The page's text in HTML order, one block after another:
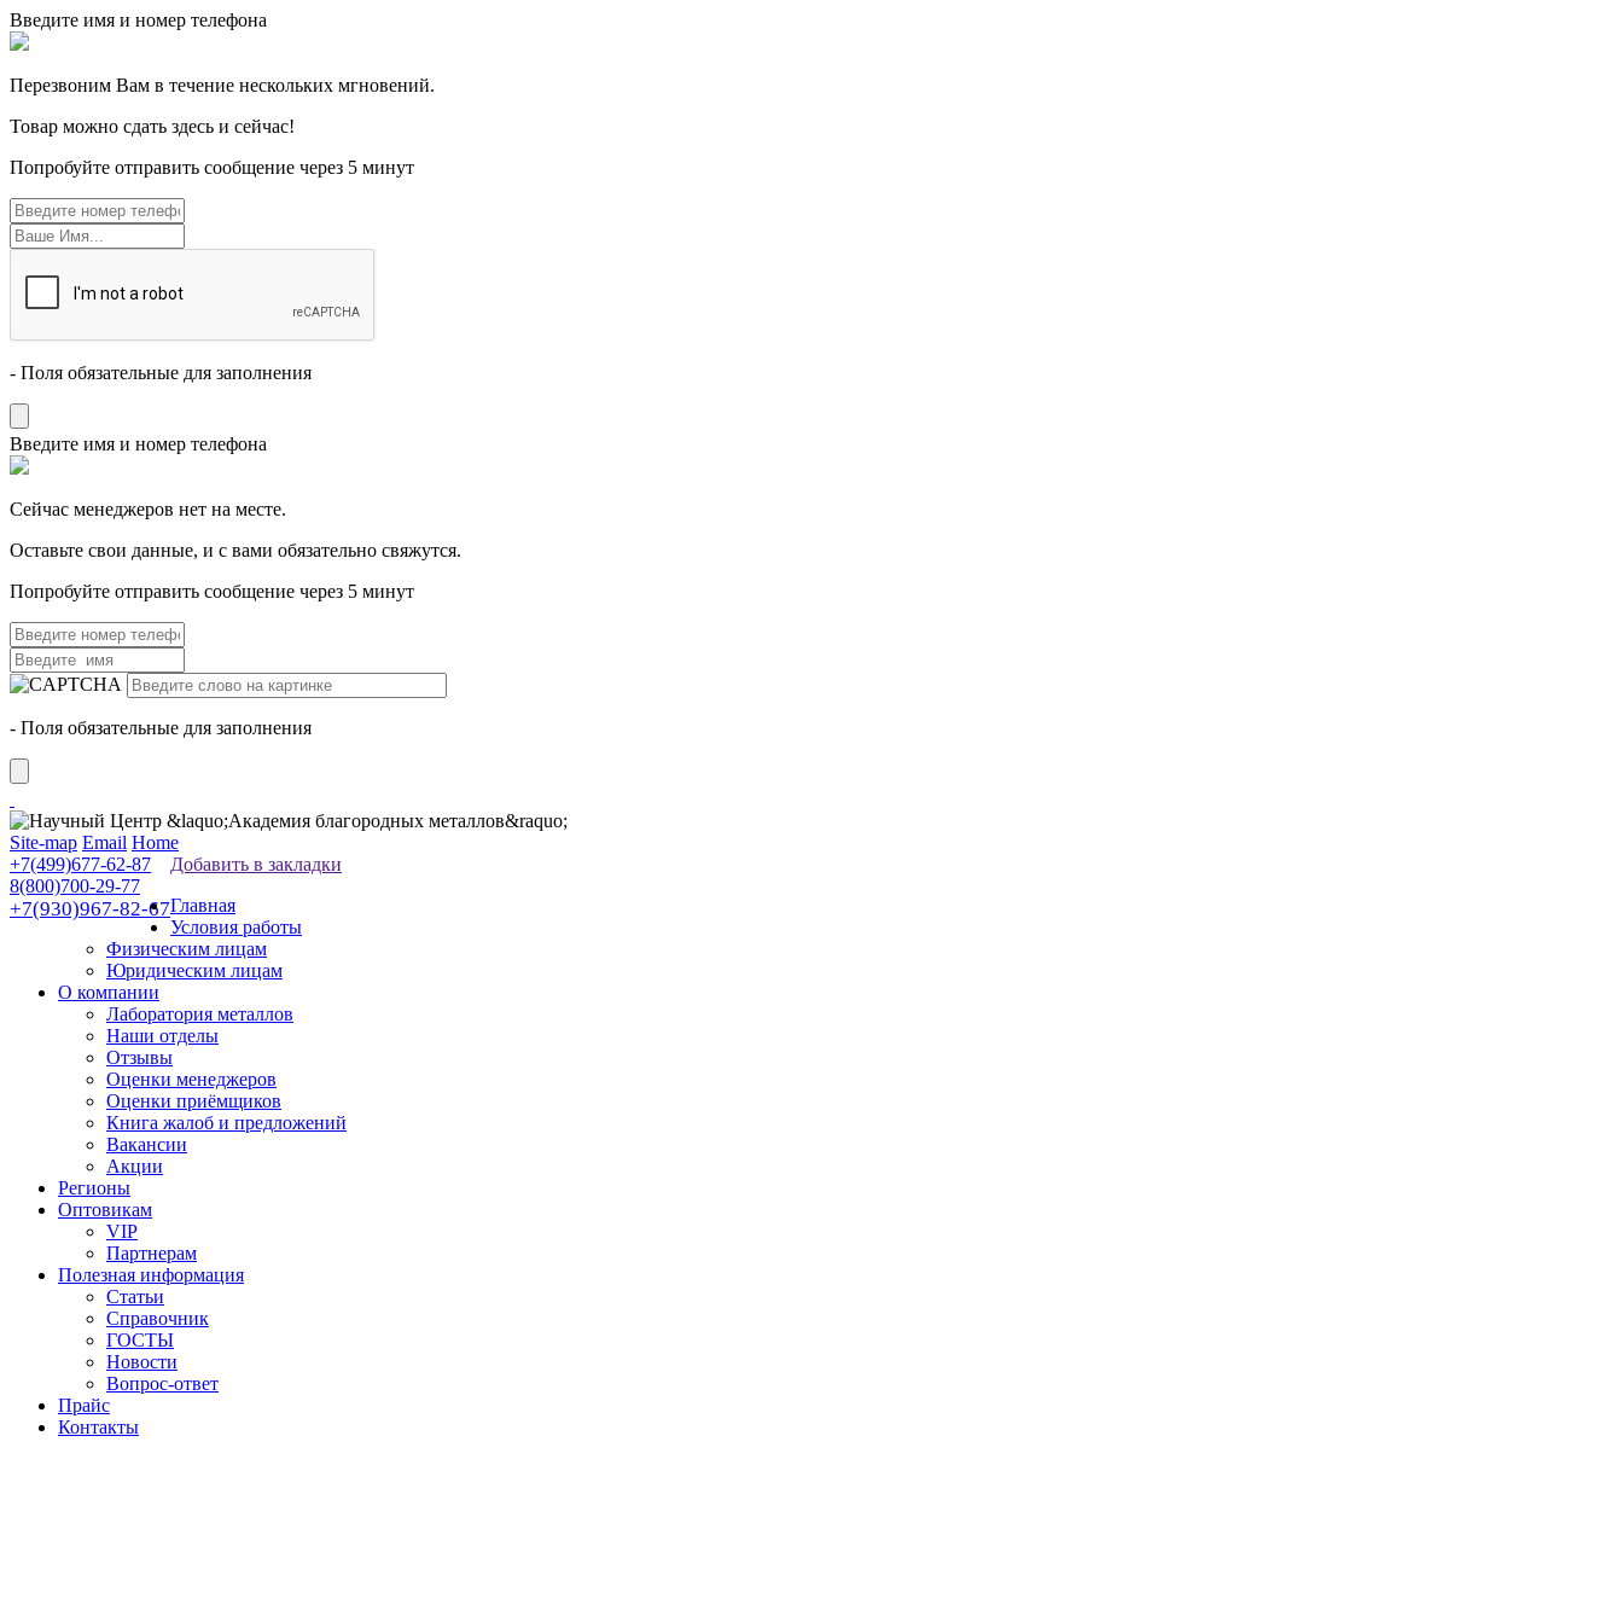
Введите имя и номер телефона
Перезвоним Вам в течение нескольких мгновений.
Товар можно сдать здесь и сейчас!
Попробуйте отправить сообщение через 5 минут
- Поля обязательные для заполнения
Введите имя и номер телефона
Cейчас менеджеров нет на месте.
Оставьте свои данные, и с вами обязательно свяжутся.
Попробуйте отправить сообщение через 5 минут
- Поля обязательные для заполнения
Site-map Email Home
+7(499)677-62-87
8(800)700-29-77
+7(930)967-82-67
Добавить в закладки
Главная
Условия работы
Физическим лицам
Юридическим лицам
О компании
Лаборатория металлов
Наши отделы
Отзывы
Оценки менеджеров
Оценки приёмщиков
Книга жалоб и предложений
Вакансии
Акции
Регионы
Оптовикам
VIP
Партнерам
Полезная информация
Статьи
Справочник
ГОСТЫ
Новости
Вопрос-ответ
Прайс
Контакты